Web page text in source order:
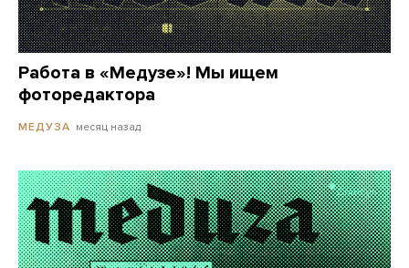
Работа в «Медузе»! Мы ищем
фоторедактора
МЕДУЗА месяц назад